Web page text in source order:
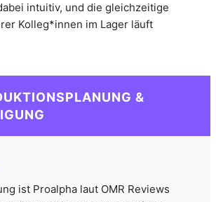
intuitiv, und die gleichzeitige
Kolleg*innen im Lager läuft
&
ist Proalpha laut OMR Reviews